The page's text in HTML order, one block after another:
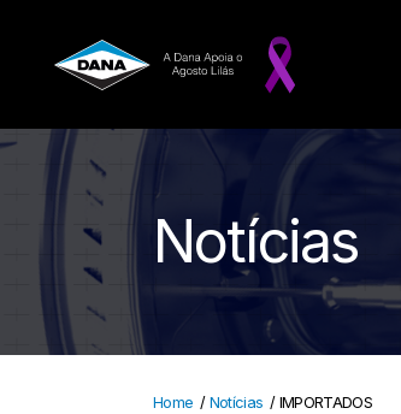
Notícias
Home / Notícias / IMPORTADOS